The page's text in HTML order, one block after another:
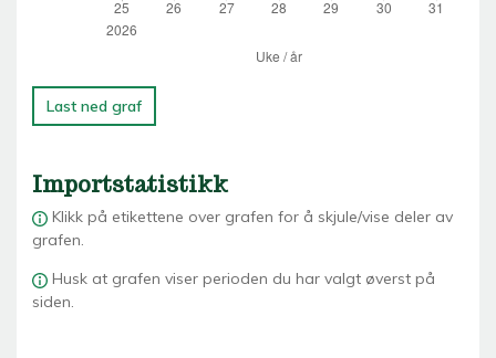
Last ned graf
Importstatistikk
Klikk på etikettene over grafen for å skjule/vise deler av
grafen.
Husk at grafen viser perioden du har valgt øverst på
siden.